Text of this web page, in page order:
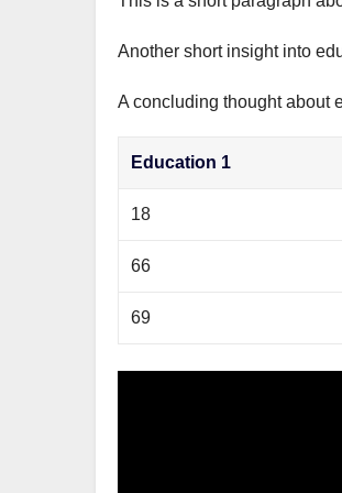
Another short insight into
A concluding thought about
Education 1
18
66
69